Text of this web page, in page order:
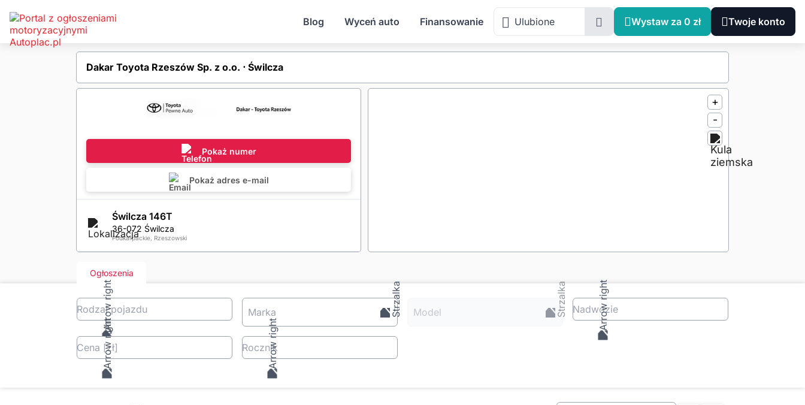
Blog Wyceń auto Finansowanie Ulubione Wystaw za 0 zł Twoje konto
Dakar Toyota Rzeszów Sp. z o.o. ⋅ Świlcza
Pokaż numer
Pokaż adres e-mail
Świlcza 146T
36-072 Świlcza
Podkarpackie, Rzeszowski
+
-
Ogłoszenia
Rodzaj pojazdu Marka Model Nadwozie
Cena [zł] Rocznik